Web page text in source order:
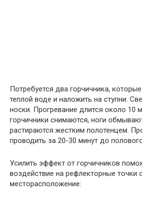
Потребуется два горчичника,
теплой воде и наложить на ступни.
носки. Прогревание длится около 10
горчичники снимаются, ноги
растираются жестким полотенцем.
проводить за 20-30 минут до
Усилить эффект от горчичников
воздействие на рефлекторные точки
месторасположение: